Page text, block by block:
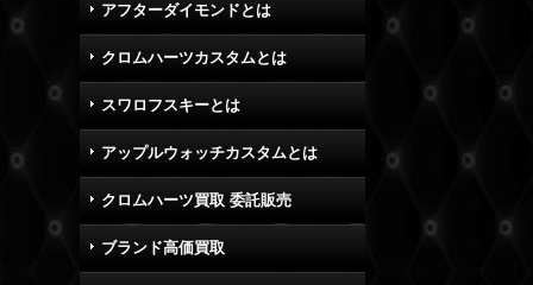
アフターダイモンドとは
クロムハーツカスタムとは
スワロフスキーとは
アップルウォッチカスタムとは
クロムハーツ買取 委託販売
ブランド高価買取